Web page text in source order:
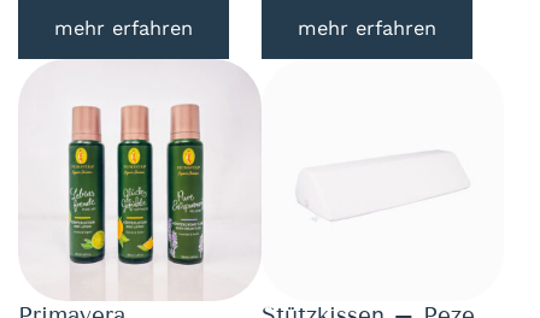
mehr erfahren mehr erfahren